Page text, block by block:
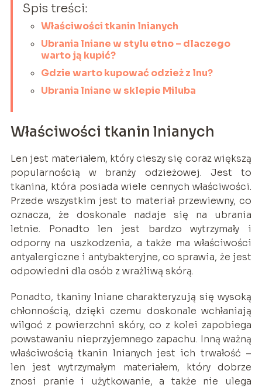
Spis treści:
Właściwości tkanin lnianych
Ubrania lniane w stylu etno – dlaczego
warto ją kupić?
Gdzie warto kupować odzież z lnu?
Ubrania lniane w sklepie Miluba
Właściwości tkanin lnianych
Len jest materiałem, który cieszy się coraz większą
popularnością w branży odzieżowej. Jest to
tkanina, która posiada wiele cennych właściwości.
Przede wszystkim jest to materiał przewiewny, co
oznacza, że doskonale nadaje się na ubrania
letnie. Ponadto len jest bardzo wytrzymały i
odporny na uszkodzenia, a także ma właściwości
antyalergiczne i antybakteryjne, co sprawia, że jest
odpowiedni dla osób z wrażliwą skórą.
Ponadto, tkaniny lniane charakteryzują się wysoką
chłonnością, dzięki czemu doskonale wchłaniają
wilgoć z powierzchni skóry, co z kolei zapobiega
powstawaniu nieprzyjemnego zapachu. Inną ważną
właściwością tkanin lnianych jest ich trwałość –
len jest wytrzymałym materiałem, który dobrze
znosi pranie i użytkowanie, a także nie ulega